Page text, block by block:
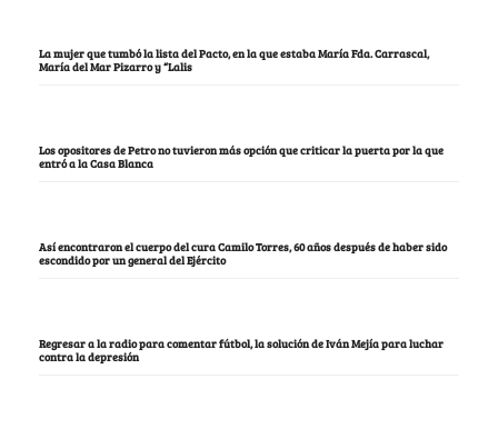
La mujer que tumbó la lista del Pacto, en la que estaba María Fda. Carrascal,
María del Mar Pizarro y “Lalis
Los opositores de Petro no tuvieron más opción que criticar la puerta por la que
entró a la Casa Blanca
Así encontraron el cuerpo del cura Camilo Torres, 60 años después de haber sido
escondido por un general del Ejército
Regresar a la radio para comentar fútbol, la solución de Iván Mejía para luchar
contra la depresión